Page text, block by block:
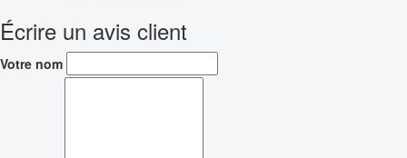
Écrire un avis client
Votre nom